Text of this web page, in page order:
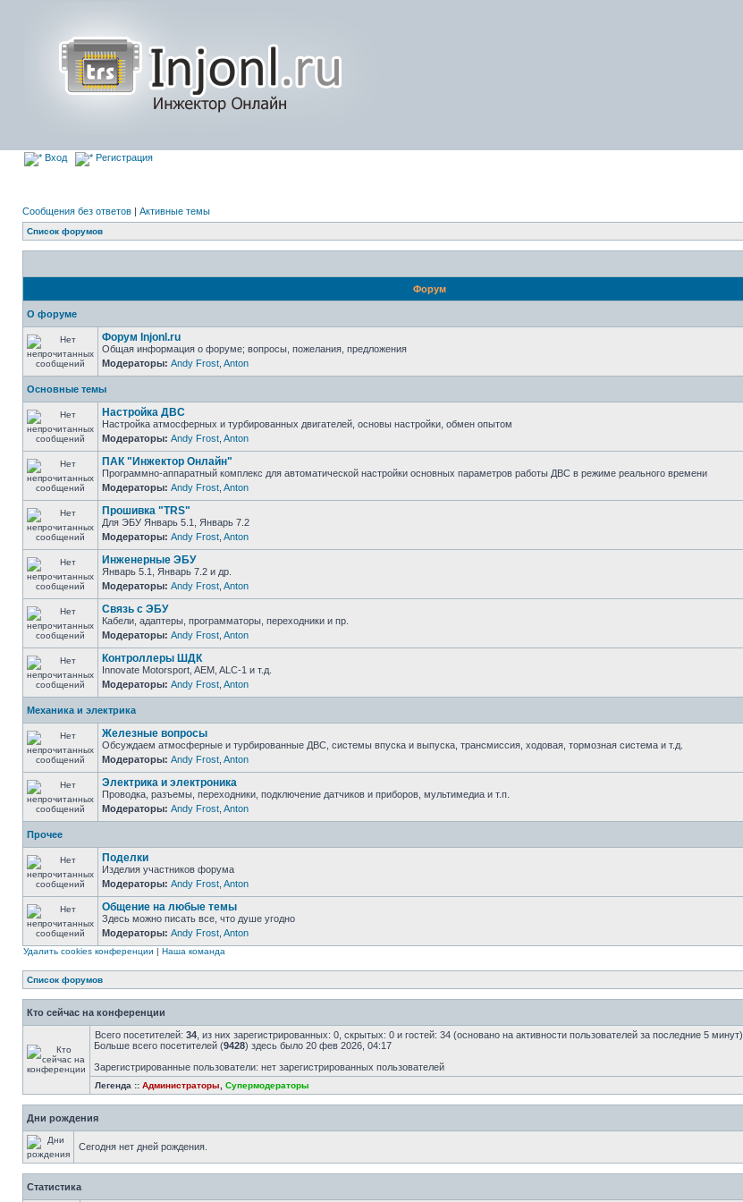
Вход Регистрация
Сообщения без ответов | Активные темы
Список форумов
Форум
О форуме
Форум Injonl.ru
Общая информация о форуме; вопросы, пожелания, предложения
Модераторы: Andy Frost Anton
Основные темы
Настройка ДВС
Настройка атмосферных и турбированных двигателей, основы настройки, обмен опытом
Модераторы: Andy Frost Anton
ПАК "Инжектор Онлайн"
Программно-аппаратный комплекс для автоматической настройки основных параметров работы ДВС в режиме реального времени
Модераторы: Andy Frost Anton
Прошивка "TRS"
Для ЭБУ Январь 5.1, Январь 7.2
Модераторы: Andy Frost Anton
Инженерные ЭБУ
Январь 5.1, Январь 7.2 и др.
Модераторы: Andy Frost Anton
Связь с ЭБУ
Кабели, адаптеры, программаторы, переходники и пр.
Модераторы: Andy Frost Anton
Контроллеры ШДК
Innovate Motorsport, AEM, ALC-1 и т.д.
Модераторы: Andy Frost Anton
Механика и электрика
Железные вопросы
Обсуждаем атмосферные и турбированные ДВС, системы впуска и выпуска, трансмиссия, ходовая, тормозная система и т.д.
Модераторы: Andy Frost Anton
Электрика и электроника
Проводка, разъемы, переходники, подключение датчиков и приборов, мультимедиа и т.п.
Модераторы: Andy Frost Anton
Прочее
Поделки
Изделия участников форума
Модераторы: Andy Frost Anton
Общение на любые темы
Здесь можно писать все, что душе угодно
Модераторы: Andy Frost Anton
Удалить cookies конференции | Наша команда
Список форумов
Кто сейчас на конференции
Всего посетителей: 34 , из них зарегистрированных: 0, скрытых: 0 и гостей: 34 (основано на активности пользователей за последние 5 минут)
Больше всего посетителей (9428) здесь было 20 фев 2026, 04:17
Зарегистрированные пользователи: нет зарегистрированных пользователей
Легенда :: Администраторы Супермодераторы
Дни рождения
Сегодня нет дней рождения.
Статистика